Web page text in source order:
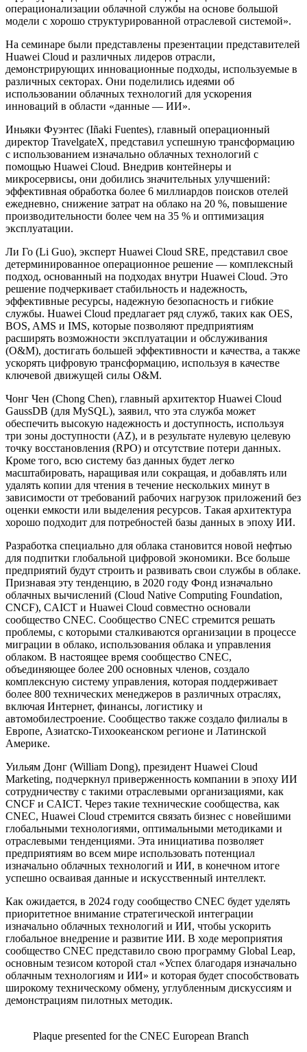
операционализации облачной службы на основе большой
модели с хорошо структурированной отраслевой системой».
На семинаре были представлены презентации представителей
Huawei Cloud и различных лидеров отрасли,
демонстрирующих инновационные подходы, используемые в
различных секторах. Они поделились идеями об
использовании облачных технологий для ускорения
инноваций в области «данные — ИИ».
Иньяки Фуэнтес (Iñaki Fuentes), главный операционный
директор TravelgateX, представил успешную трансформацию
с использованием изначально облачных технологий с
помощью Huawei Cloud. Внедрив контейнеры и
микросервисы, они добились значительных улучшений:
эффективная обработка более 6 миллиардов поисков отелей
ежедневно, снижение затрат на облако на 20 %, повышение
производительности более чем на 35 % и оптимизация
эксплуатации.
Ли Го (Li Guo), эксперт Huawei Cloud SRE, представил свое
детерминированное операционное решение — комплексный
подход, основанный на подходах внутри Huawei Cloud. Это
решение подчеркивает стабильность и надежность,
эффективные ресурсы, надежную безопасность и гибкие
службы. Huawei Cloud предлагает ряд служб, таких как OES,
BOS, AMS и IMS, которые позволяют предприятиям
расширять возможности эксплуатации и обслуживания
(O&M), достигать большей эффективности и качества, а также
ускорять цифровую трансформацию, используя в качестве
ключевой движущей силы O&M.
Чонг Чен (Chong Chen), главный архитектор Huawei Cloud
GaussDB (для MySQL), заявил, что эта служба может
обеспечить высокую надежность и доступность, используя
три зоны доступности (AZ), и в результате нулевую целевую
точку восстановления (RPO) и отсутствие потери данных.
Кроме того, всю систему баз данных будет легко
масштабировать, наращивая или сокращая, и добавлять или
удалять копии для чтения в течение нескольких минут в
зависимости от требований рабочих нагрузок приложений без
оценки емкости или выделения ресурсов. Такая архитектура
хорошо подходит для потребностей базы данных в эпоху ИИ.
Разработка специально для облака становится новой нефтью
для подпитки глобальной цифровой экономики. Все больше
предприятий будут строить и развивать свои службы в облаке.
Признавая эту тенденцию, в 2020 году Фонд изначально
облачных вычислений (Cloud Native Computing Foundation,
CNCF), CAICT и Huawei Cloud совместно основали
сообщество CNEC. Сообщество CNEC стремится решать
проблемы, с которыми сталкиваются организации в процессе
миграции в облако, использования облака и управления
облаком. В настоящее время сообщество CNEC,
объединяющее более 200 основных членов, создало
комплексную систему управления, которая поддерживает
более 800 технических менеджеров в различных отраслях,
включая Интернет, финансы, логистику и
автомобилестроение. Сообщество также создало филиалы в
Европе, Азиатско-Тихоокеанском регионе и Латинской
Америке.
Уильям Донг (William Dong), президент Huawei Cloud
Marketing, подчеркнул приверженность компании в эпоху ИИ
сотрудничеству с такими отраслевыми организациями, как
CNCF и CAICT. Через такие технические сообщества, как
CNEC, Huawei Cloud стремится связать бизнес с новейшими
глобальными технологиями, оптимальными методиками и
отраслевыми тенденциями. Эта инициатива позволяет
предприятиям во всем мире использовать потенциал
изначально облачных технологий и ИИ, в конечном итоге
успешно осваивая данные и искусственный интеллект.
Как ожидается, в 2024 году сообщество CNEC будет уделять
приоритетное внимание стратегической интеграции
изначально облачных технологий и ИИ, чтобы ускорить
глобальное внедрение и развитие ИИ. В ходе мероприятия
сообщество CNEC представило свою программу Global Leap,
основным тезисом которой стал «Успех благодаря изначально
облачным технологиям и ИИ» и которая будет способствовать
широкому техническому обмену, углубленным дискуссиям и
демонстрациям пилотных методик.
Plaque presented for the CNEC European Branch